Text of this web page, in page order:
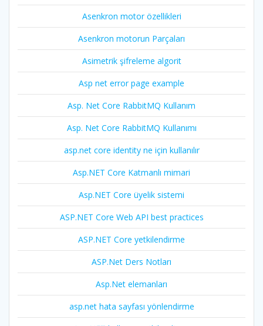
Asenkron motor özellikleri
Asenkron motorun Parçaları
Asimetrik şifreleme algorit
Asp net error page example
Asp. Net Core RabbitMQ Kullanım
Asp. Net Core RabbitMQ Kullanımı
asp.net core identity ne için kullanılır
Asp.NET Core Katmanlı mimari
Asp.NET Core üyelik sistemi
ASP.NET Core Web API best practices
ASP.NET Core yetkilendirme
ASP.Net Ders Notları
Asp.Net elemanları
asp.net hata sayfası yönlendirme